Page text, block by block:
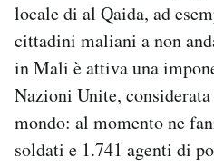
locale di al Qaida, ad
cittadini maliani a non
in Mali è attiva una
Nazioni Unite,
mondo: al momento ne
soldati e 1.741 agenti di